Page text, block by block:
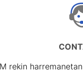
rekin